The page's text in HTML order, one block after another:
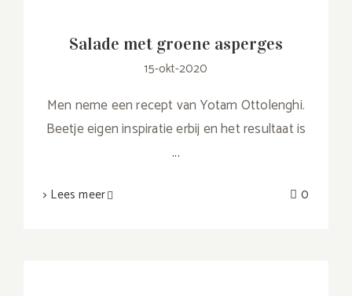
Salade met groene asperges
15-okt-2020
Men neme een recept van Yotam Ottolenghi.
Beetje eigen inspiratie erbij en het resultaat is
...
> Lees meer 0